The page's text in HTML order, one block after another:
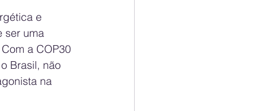
e
ser uma
a COP30
Brasil, não
na